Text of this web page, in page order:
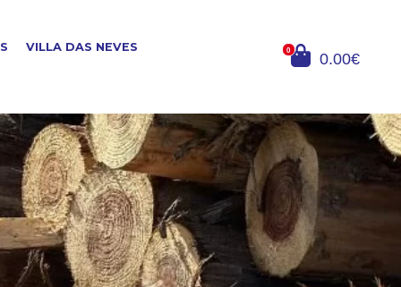
VILLA DAS NEVES 0 0.00€